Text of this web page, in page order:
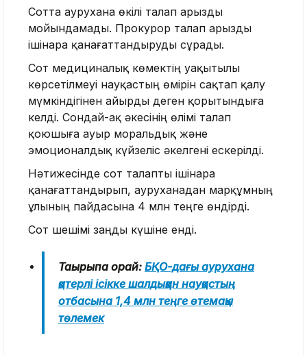
Сотта аурухана өкілі талап арызды
мойындамады. Прокурор талап арызды
ішінара қанағаттандыруды сұрады.
Сот медициналық көмектің уақытылы
көрсетілмеуі науқастың өмірін сақтап қалу
мүмкіндігінен айырды деген қорытындыға
келді. Сондай-ақ әкесінің өлімі талап
қоюшыға ауыр моральдық және
эмоционалдық күйзеліс әкелгені ескерілді.
Нәтижесінде сот талапты ішінара
қанағаттандырып, ауруханадан марқұмның
ұлының пайдасына 4 млн теңге өндірді.
Сот шешімі заңды күшіне енді.
Тақырыпқа орай: БҚО-дағы аурухана
қатерлі ісікке шалдыққан науқастың
отбасына 1,4 млн теңге өтемақы
төлемек